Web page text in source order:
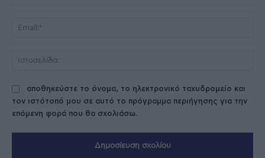
αποθηκεύστε το όνομα, το ηλεκτρονικό ταχυδρομείο και
τον ιστότοπό μου σε αυτό το πρόγραμμα περιήγησης για την
επόμενη φορά που θα σχολιάσω.